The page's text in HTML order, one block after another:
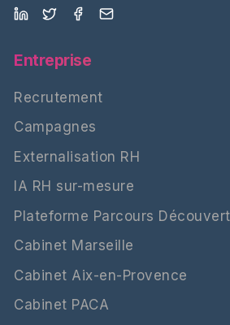
Entreprise
Recrutement
Campagnes
Externalisation RH
IA RH sur-mesure
Plateforme Parcours
Cabinet Marseille
Cabinet Aix-en-Provence
Cabinet PACA